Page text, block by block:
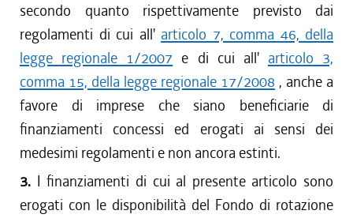
secondo quanto rispettivamente previsto dai
regolamenti di cui all' articolo 7, comma 46, della
legge regionale 1/2007 e di cui all' articolo 3,
comma 15, della legge regionale 17/2008 , anche a
favore di imprese che siano beneficiarie di
finanziamenti concessi ed erogati ai sensi dei
medesimi regolamenti e non ancora estinti.
3. I finanziamenti di cui al presente articolo sono
erogati con le disponibilità del Fondo di rotazione